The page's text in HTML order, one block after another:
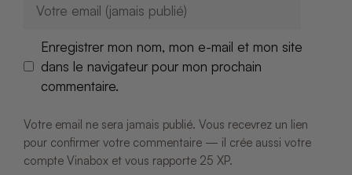
mail
Enregistrer mon nom, mon e-mail et mon site
dans le navigateur pour mon prochain
commentaire.
Votre email ne sera jamais publié. Vous recevrez un lien
pour confirmer votre commentaire — il crée aussi votre
compte Vinabox et vous rapporte 25 XP.